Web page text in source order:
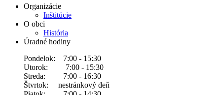
Organizácie
Inštitúcie
O obci
História
Úradné hodiny
Pondelok: 7:00 - 15:30
Utorok: 7:00 - 15:30
Streda: 7:00 - 16:30
Štvrtok: nestránkový deň